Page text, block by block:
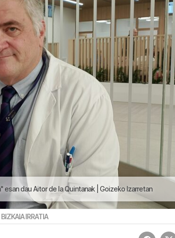
dau Aitor de la Quintanak | Goizeko Izarretan
BIZKAIA IRRATIA